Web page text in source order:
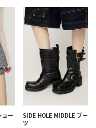
ョー
SIDE HOLE MIDDLE ブー
ツ